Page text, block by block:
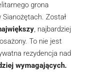
grona
Został
, najbardziej
To nie jest
rezydencja nad
wymagających.